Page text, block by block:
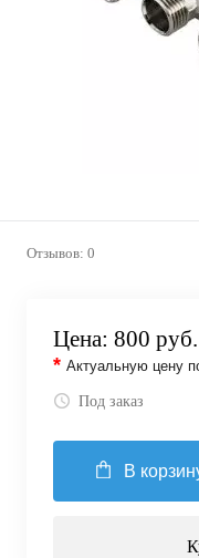
Отзывов: 0
Цена: 800 руб.
* Актуальную цену
Под заказ
В